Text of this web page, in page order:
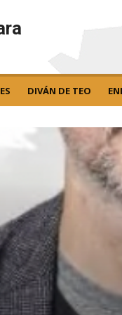
DIVÁN DE TEO